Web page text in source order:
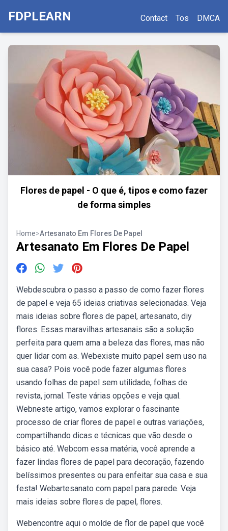
FDPLEARN Contact Tos DMCA
Flores de papel - O que é, tipos e como fazer
de forma simples
Home>Artesanato Em Flores De Papel
Artesanato Em Flores De Papel
Webdescubra o passo a passo de como fazer flores
de papel e veja 65 ideias criativas selecionadas. Veja
mais ideias sobre flores de papel, artesanato, diy
flores. Essas maravilhas artesanais são a solução
perfeita para quem ama a beleza das flores, mas não
quer lidar com as. Webexiste muito papel sem uso na
sua casa? Pois você pode fazer algumas flores
usando folhas de papel sem utilidade, folhas de
revista, jornal. Teste várias opções e veja qual.
Webneste artigo, vamos explorar o fascinante
processo de criar flores de papel e outras variações,
compartilhando dicas e técnicas que vão desde o
básico até. Webcom essa matéria, você aprende a
fazer lindas flores de papel para decoração, fazendo
belíssimos presentes ou para enfeitar sua casa e sua
festa! Webartesanato com papel para parede. Veja
mais ideias sobre flores de papel, flores.
Webencontre aqui o molde de flor de papel que você